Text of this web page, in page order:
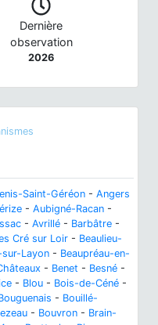
Dernière
observation
2026
Saint-Géréon - Angers
- Aubigné-Racan -
- Avrillé - Barbâtre -
Cré sur Loir - Beaulieu-
sur-Layon - Beaupréau-en-
- Benet - Besné -
- Blou - Bois-de-Céné -
- Bouillé-
- Bouvron - Brain-